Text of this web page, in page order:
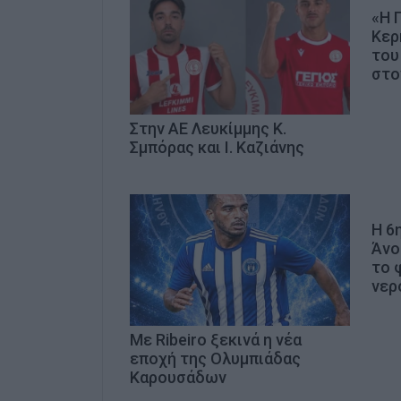
Στην ΑΕ Λευκίμμης Κ.
Σμπόρας και Ι. Καζιάνης
«Η
Με Ribeiro ξεκινά η νέα
εποχή της Ολυμπιάδας
Καρουσάδων
Η
το